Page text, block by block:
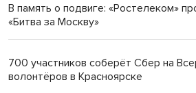
Обновлённое отделение ВТБ
В память о подвиге: «Ростелеком»
«Битва за Москву»
700 участников соберёт Сбер на
волонтёров в Красноярске